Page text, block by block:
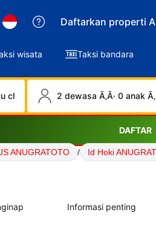
Daftarkan properti
wisata Taksi bandara
check-out 2 dewasa Ã‚Â· 0 anak
DAFTAR
ANUGRATOTO / Id Hoki
Informasi penting